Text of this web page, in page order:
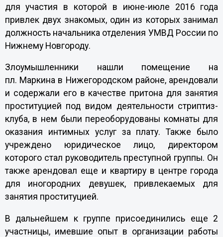
для участия в которой в июне-июле 2016 года
привлек двух знакомых, один из которых занимал
должность начальника отделения УМВД России по
Нижнему Новгороду.
Злоумышленники нашли помещение на
пл. Маркина в Нижегородском районе, арендовали
и содержали его в качестве притона для занятия
проституцией под видом деятельности стриптиз-
клуба, в нем были переоборудованы комнаты для
оказания интимных услуг за плату. Также было
учреждено юридическое лицо, директором
которого стал руководитель преступной группы. Он
также арендовал еще и квартиру в центре города
для иногородних девушек, привлекаемых для
занятия проституцией.
В дальнейшем к группе присоединились еще 2
участницы, имевшие опыт в организации работы